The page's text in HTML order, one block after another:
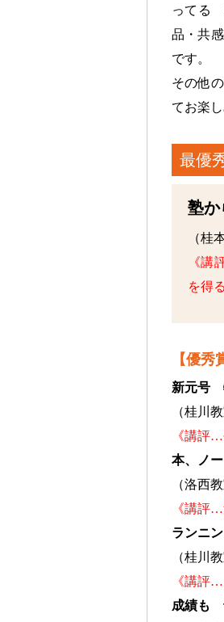
ってる
品・共
です。
その他
てお楽
最優
塾
（桂
《講
を得
【優秀
新元号
（桂川
《講評
本、ノ
（洛西
《講評
ランニ
（桂川
《講評
成績も